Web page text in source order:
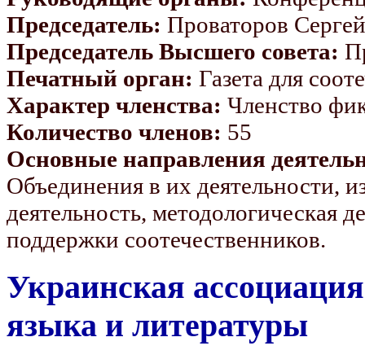
Председатель: Проваторов
Председатель Высшего совета:
Печатный орган: Газета для
Характер членства: Членство
Количество членов: 55
Основные направления
Объединения в их деятельности,
деятельность, методологическая
поддержки соотечественников.
Украинская
языка и литературы